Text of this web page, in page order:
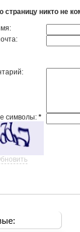
страницу никто не
символы:*